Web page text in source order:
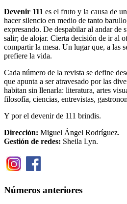
Devenir 111 es el fruto y la causa de
hacer silencio en medio de tanto
expresando. De despabilar al andar de
salir; de alojar. Cierta decisión de ir al
compartir la mesa. Un lugar que, a las
prefiere la vida.
Cada número de la revista se define
que apunta a ser atravesado por las
habitan sin llenarla: literatura, artes
filosofía, ciencias, entrevistas,
Y por el devenir de 111 brindis.
Dirección: Miguel Ángel Rodríguez.
Gestión de redes: Sheila Lyn.
Números anteriores